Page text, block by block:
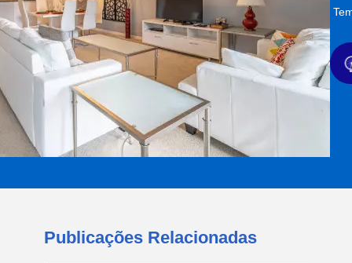
Publicações Relacionadas